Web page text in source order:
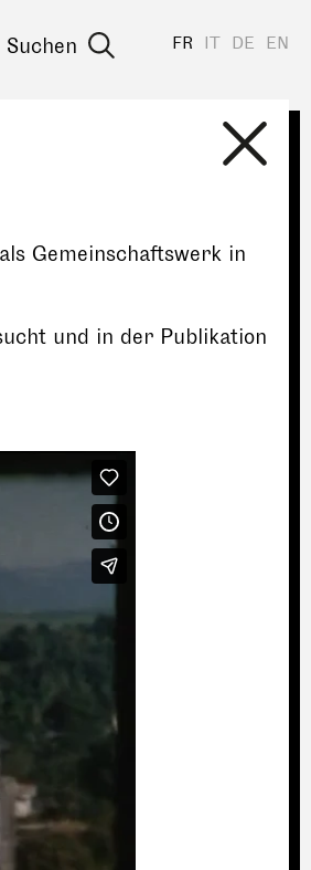
Suchen FR IT DE EN
Gemeinschaftswerk in
und in der Publikation